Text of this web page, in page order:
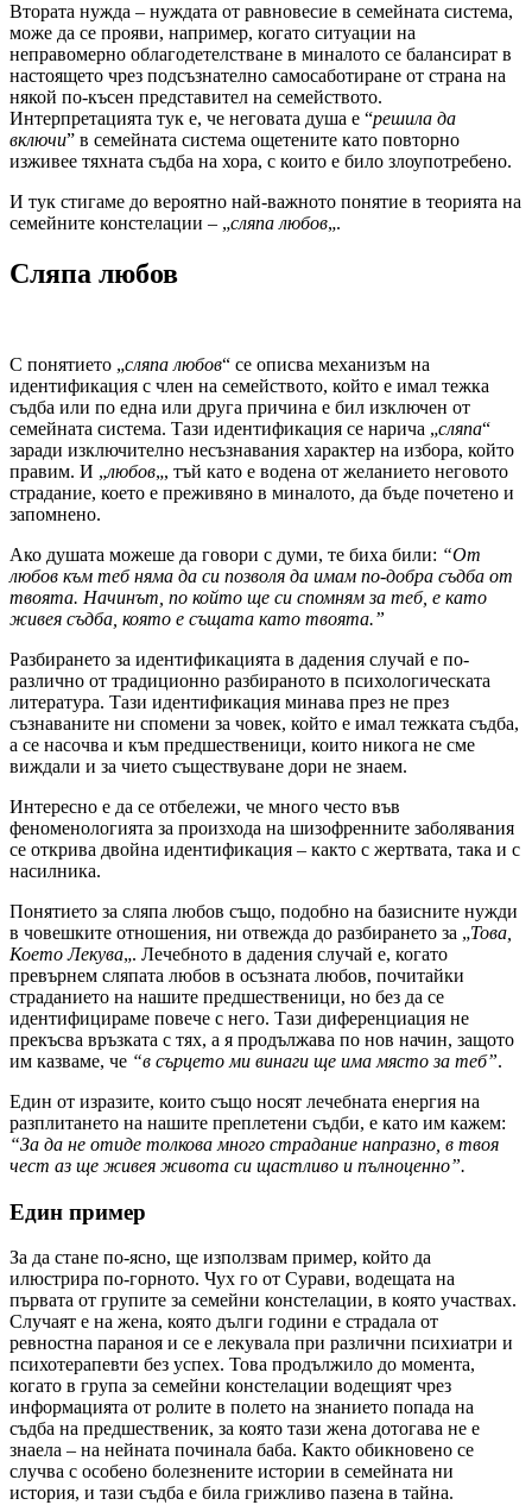
Втората нужда – нуждата от равновесие в семейната система,
може да се прояви, например, когато ситуации на
неправомерно облагодетелстване в миналото се балансират в
настоящето чрез подсъзнателно самосаботиране от страна на
някой по-късен представител на семейството.
Интерпретацията тук е, че неговата душа е “решила да
включи” в семейната система ощетените като повторно
изживее тяхната съдба на хора, с които е било злоупотребено.
И тук стигаме до вероятно най-важното понятие в теорията на
семейните констелации – „сляпа любов„.
Сляпа любов
С понятието „сляпа любов“ се описва механизъм на
идентификация с член на семейството, който е имал тежка
съдба или по една или друга причина е бил изключен от
семейната система. Тази идентификация се нарича „сляпа“
заради изключително несъзнавания характер на избора, който
правим. И „любов„, тъй като е водена от желанието неговото
страдание, което е преживяно в миналото, да бъде почетено и
запомнено.
Ако душата можеше да говори с думи, те биха били: “От
любов към теб няма да си позволя да имам по-добра съдба от
твоята. Начинът, по който ще си спомням за теб, е като
живея съдба, която е същата като твоята.”
Разбирането за идентификацията в дадения случай е по-
различно от традиционно разбираното в психологическата
литература. Тази идентификация минава през не през
съзнаваните ни спомени за човек, който е имал тежката съдба,
а се насочва и към предшественици, които никога не сме
виждали и за чието съществуване дори не знаем.
Интересно е да се отбележи, че много често във
феноменологията за произхода на шизофренните заболявания
се открива двойна идентификация – както с жертвата, така и с
насилника.
Понятието за сляпа любов също, подобно на базисните нужди
в човешките отношения, ни отвежда до разбирането за „Това,
Което Лекува„. Лечебното в дадения случай е, когато
превърнем сляпата любов в осъзната любов, почитайки
страданието на нашите предшественици, но без да се
идентифицираме повече с него. Тази диференциация не
прекъсва връзката с тях, а я продължава по нов начин, защото
им казваме, че “в сърцето ми винаги ще има място за теб”.
Един от изразите, които също носят лечебната енергия на
разплитането на нашите преплетени съдби, е като им кажем:
“За да не отиде толкова много страдание напразно, в твоя
чест аз ще живея живота си щастливо и пълноценно”.
Един пример
За да стане по-ясно, ще използвам пример, който да
илюстрира по-горното. Чух го от Сурави, водещата на
първата от групите за семейни констелации, в която участвах.
Случаят е на жена, която дълги години е страдала от
ревностна параноя и се е лекувала при различни психиатри и
психотерапевти без успех. Това продължило до момента,
когато в група за семейни констелации водещият чрез
информацията от ролите в полето на знанието попада на
съдба на предшественик, за която тази жена дотогава не е
знаела – на нейната починала баба. Както обикновено се
случва с особено болезнените истории в семейната ни
история, и тази съдба е била грижливо пазена в тайна.